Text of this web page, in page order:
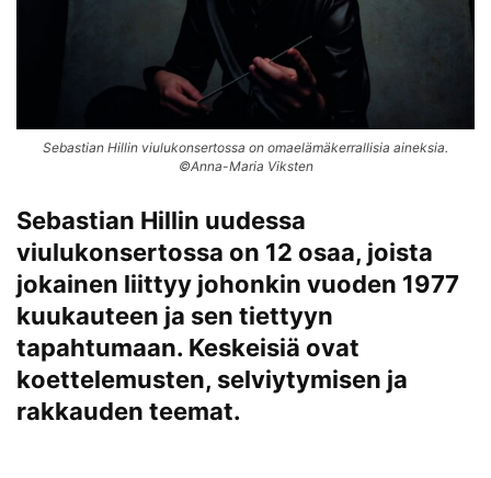
Sebastian Hillin viulukonsertossa on omaelämäkerrallisia aineksia.
©Anna-Maria Viksten
Sebastian Hillin uudessa
viulukonsertossa on 12 osaa, joista
jokainen liittyy johonkin vuoden 1977
kuukauteen ja sen tiettyyn
tapahtumaan. Keskeisiä ovat
koettelemusten, selviytymisen ja
rakkauden teemat.